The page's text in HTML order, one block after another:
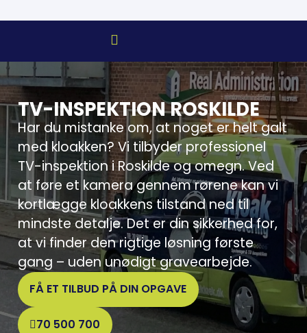
TV-INSPEKTION ROSKILDE
Har du mistanke om, at noget er helt galt
med kloakken? Vi tilbyder professionel
TV-inspektion i Roskilde og omegn. Ved
at føre et kamera gennem rørene kan vi
kortlægge kloakkens tilstand ned til
mindste detalje. Det er din sikkerhed for,
at vi finder den rigtige løsning første
gang – uden unødigt gravearbejde.
FÅ ET TILBUD PÅ DIN OPGAVE
70 500 700